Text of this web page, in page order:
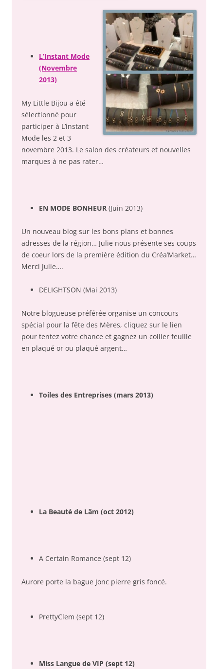
L’Instant Mode
(Novembre
2013)
My Little Bijou a été
sélectionné pour
participer à L’instant
Mode les 2 et 3
novembre 2013. Le salon des créateurs et nouvelles
marques à ne pas rater…
EN MODE BONHEUR (Juin 2013)
Un nouveau blog sur les bons plans et bonnes
adresses de la région… Julie nous présente ses coups
de coeur lors de la première édition du Créa’Market…
Merci Julie….
DELIGHTSON (Mai 2013)
Notre blogueuse préférée organise un concours
spécial pour la fête des Mères, cliquez sur le lien
pour tentez votre chance et gagnez un collier feuille
en plaqué or ou plaqué argent…
Toiles des Entreprises (mars 2013)
La Beauté de Lâm (oct 2012)
A Certain Romance (sept 12)
Aurore porte la bague Jonc pierre gris foncé.
PrettyClem (sept 12)
Miss Langue de VIP (sept 12)